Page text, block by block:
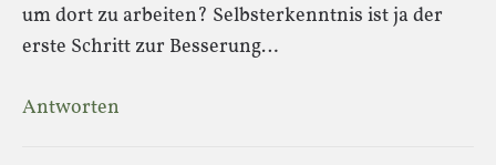
um dort zu arbeiten? Selbsterkenntnis ist ja der
erste Schritt zur Besserung…
Antworten